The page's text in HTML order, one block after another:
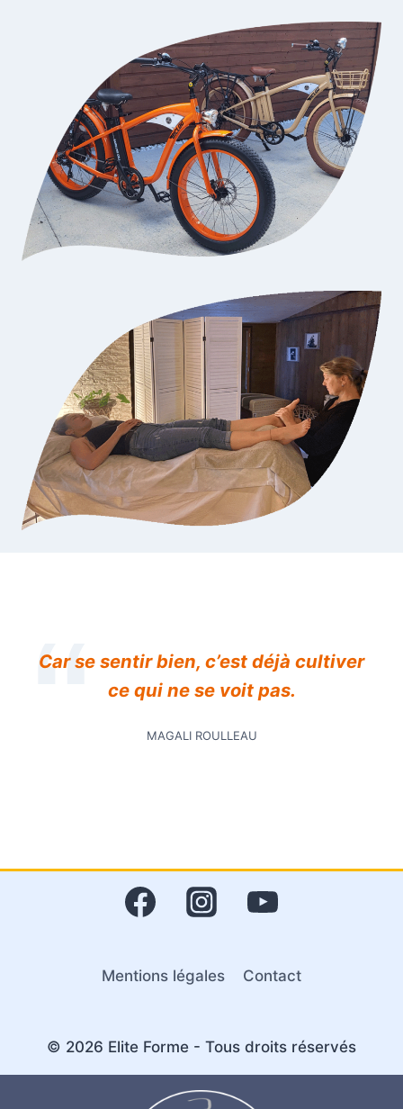
Car se sentir bien, c’est déjà cultiver
ce qui ne se voit pas.
MAGALI ROULLEAU
Mentions légales Contact
© 2026 Elite Forme - Tous droits réservés